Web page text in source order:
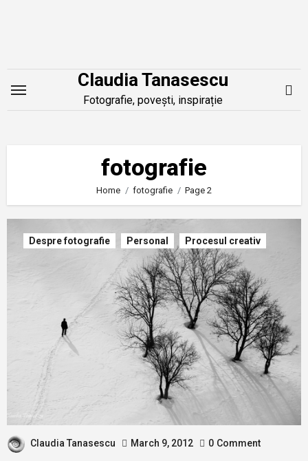
Claudia Tanasescu
Fotografie, povești, inspirație
fotografie
Home fotografie Page 2
Despre fotografie Personal Procesul creativ
Claudia Tanasescu March 9, 2012 0 Comment